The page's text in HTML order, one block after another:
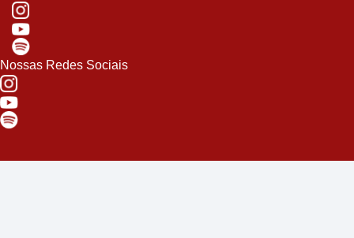
Nossas Redes Sociais